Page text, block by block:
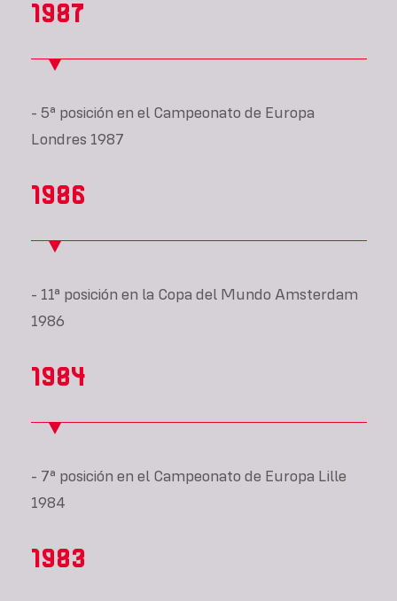
1987
- 5ª posición en el Campeonato de Europa
Londres 1987
1986
- 11ª posición en la Copa del Mundo Amsterdam
1986
1984
- 7ª posición en el Campeonato de Europa Lille
1984
1983